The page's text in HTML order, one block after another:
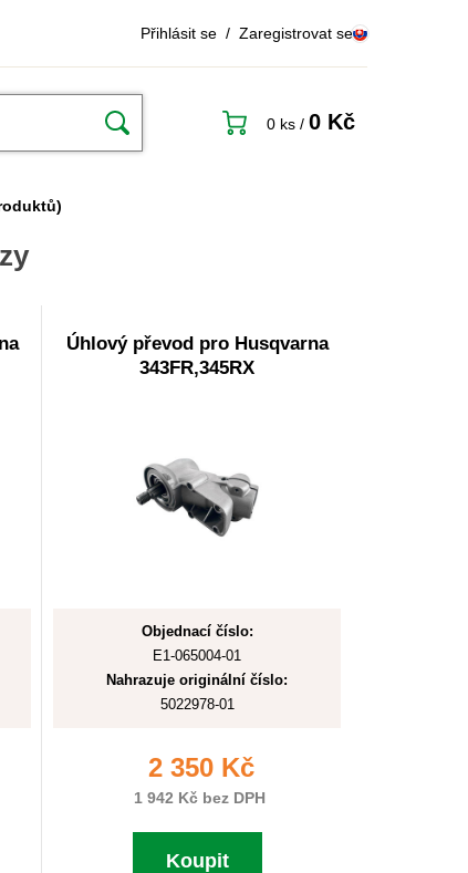
Přihlásit se / Zaregistrovat se
0 ks / 0 Kč
Úhlový převod pro Husqvarna
343FR,345RX
Objednací číslo:
E1-065004-01
Nahrazuje originální číslo:
5022978-01
2 350 Kč
1 942 Kč bez DPH
Koupit